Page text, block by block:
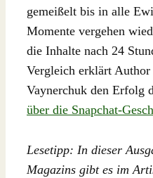
gemeißelt bis in alle
Momente vergehen
die Inhalte nach 24
Vergleich erklärt
Vaynerchuk den Erfolg
über die Snapchat-
Lesetipp: In dieser
Magazins gibt es im